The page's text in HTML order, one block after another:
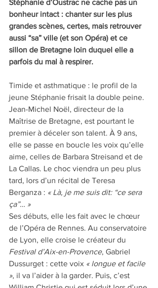
Stéphanie d’Oustrac ne cache pas un
bonheur intact : chanter sur les plus
grandes scènes, certes, mais retrouver
aussi “sa” ville (et son Opéra) et ce
sillon de Bretagne loin duquel elle a
parfois du mal à respirer.
Timide et asthmatique : le profil de la
jeune Stéphanie frisait la double peine.
Jean-Michel Noël, directeur de la
Maîtrise de Bretagne, est pourtant le
premier à déceler son talent. À 9 ans,
elle se passe en boucle les voix qu’elle
aime, celles de Barbara Streisand et de
La Callas. Le choc viendra un peu plus
tard, lors d’un récital de Teresa
Berganza : « Là, je me suis dit: “ce sera
ça”… »
Ses débuts, elle les fait avec le chœur
de l’Opéra de Rennes. Au conservatoire
de Lyon, elle croise le créateur du
Festival d’Aix-en-Provence, Gabriel
Dussurget : cette voix « longue et facile
», il va l’aider à la garder. Puis, c’est